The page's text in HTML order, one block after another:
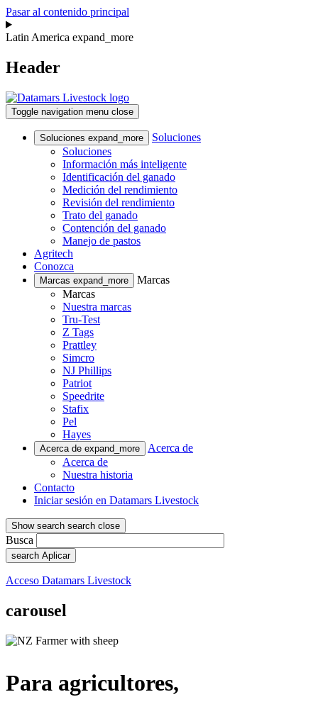
Pasar al contenido principal
Latin America expand_more
Header
Toggle navigation menu close
Soluciones expand_more
Soluciones
Soluciones
Información más inteligente
Identificación del ganado
Medición del rendimiento
Revisión del rendimiento
Trato del ganado
Contención del ganado
Manejo de pastos
Agritech
Conozca
Marcas expand_more
Marcas
Marcas
Nuestra marcas
Tru-Test
Z Tags
Prattley
Simcro
NJ Phillips
Patriot
Speedrite
Stafix
Pel
Hayes
Acerca de expand_more
Acerca de
Acerca de
Nuestra historia
Contacto
Iniciar sesión en Datamars Livestock
Show search search close
Busca
search Aplicar
Acceso Datamars Livestock
carousel
Para agricultores,